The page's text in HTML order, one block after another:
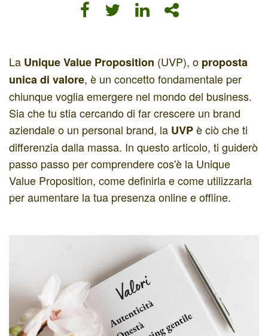
La Unique Value Proposition (UVP), o proposta
unica di valore, è un concetto fondamentale per
chiunque voglia emergere nel mondo del business.
Sia che tu stia cercando di far crescere un brand
aziendale o un personal brand, la UVPè ciò che ti
differenzia dalla massa. In questo articolo, ti guiderò
passo passo per comprendere cos'è la Unique
Value Proposition, come definirla e come utilizzarla
per aumentare la tua presenza online e offline.